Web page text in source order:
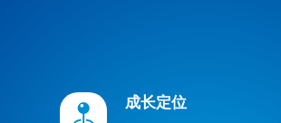
成长定位